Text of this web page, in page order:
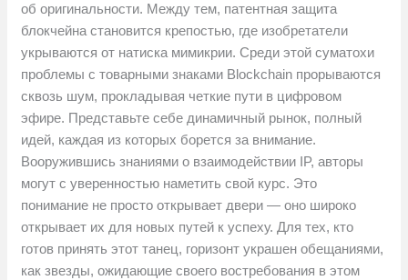
об оригинальности. Между тем, патентная защита
блокчейна становится крепостью, где изобретатели
укрываются от натиска мимикрии. Среди этой суматохи
проблемы с товарными знаками Blockchain прорываются
сквозь шум, прокладывая четкие пути в цифровом
эфире. Представьте себе динамичный рынок, полный
идей, каждая из которых борется за внимание.
Вооружившись знаниями о взаимодействии IP, авторы
могут с уверенностью наметить свой курс. Это
понимание не просто открывает двери — оно широко
открывает их для новых путей к успеху. Для тех, кто
готов принять этот танец, горизонт украшен обещаниями,
как звезды, ожидающие своего востребования в этом